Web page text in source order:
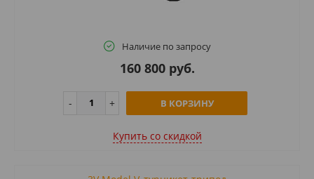
Наличие по запросу
160 800 руб.
В КОРЗИНУ
Купить cо скидкой